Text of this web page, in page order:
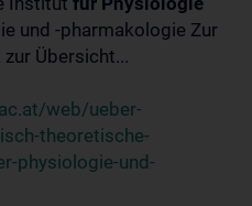
und -pharmakologie Zur
Übersicht...
web/ueber-
theoretische-
physiologie-und-